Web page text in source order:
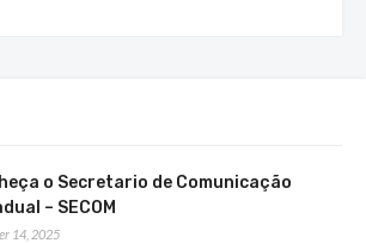
o Secretario de Comunicação
– SECOM
14, 2025